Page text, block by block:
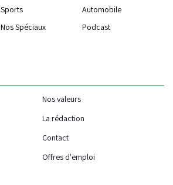
Sports
Automobile
Nos Spéciaux Podcast
Nos valeurs
La rédaction
Contact
Offres d'emploi